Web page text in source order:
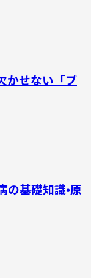
かせない「プ
基礎知識・原